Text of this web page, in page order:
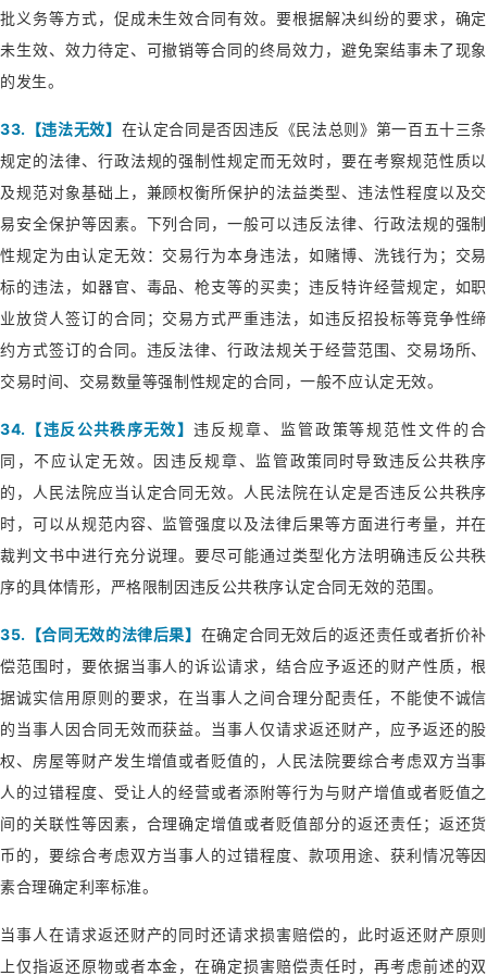
批义务等方式，促成未生效合同有效。要根据解决纠纷的要求，确定
未生效、效力待定、可撤销等合同的终局效力，避免案结事未了现象
的发生。
33.【违法无效】 在认定合同是否因违反《民法总则》第一百五十三条
规定的法律、行政法规的强制性规定而无效时，要在考察规范性质以
及规范对象基础上，兼顾权衡所保护的法益类型、违法性程度以及交
易安全保护等因素。下列合同，一般可以违反法律、行政法规的强制
性规定为由认定无效：交易行为本身违法，如赌博、洗钱行为；交易
标的违法，如器官、毒品、枪支等的买卖；违反特许经营规定，如职
业放贷人签订的合同；交易方式严重违法，如违反招投标等竞争性缔
约方式签订的合同。违反法律、行政法规关于经营范围、交易场所、
交易时间、交易数量等强制性规定的合同，一般不应认定无效。
34.【违反公共秩序无效】违反规章、监管政策等规范性文件的合
同，不应认定无效。因违反规章、监管政策同时导致违反公共秩序
的，人民法院应当认定合同无效。人民法院在认定是否违反公共秩序
时，可以从规范内容、监管强度以及法律后果等方面进行考量，并在
裁判文书中进行充分说理。要尽可能通过类型化方法明确违反公共秩
序的具体情形，严格限制因违反公共秩序认定合同无效的范围。
35.【合同无效的法律后果】 在确定合同无效后的返还责任或者折价补
偿范围时，要依据当事人的诉讼请求，结合应予返还的财产性质，根
据诚实信用原则的要求，在当事人之间合理分配责任，不能使不诚信
的当事人因合同无效而获益。当事人仅请求返还财产，应予返还的股
权、房屋等财产发生增值或者贬值的，人民法院要综合考虑双方当事
人的过错程度、受让人的经营或者添附等行为与财产增值或者贬值之
间的关联性等因素，合理确定增值或者贬值部分的返还责任；返还货
币的，要综合考虑双方当事人的过错程度、款项用途、获利情况等因
素合理确定利率标准。
当事人在请求返还财产的同时还请求损害赔偿的，此时返还财产原则
上仅指返还原物或者本金，在确定损害赔偿责任时，再考虑前述的双